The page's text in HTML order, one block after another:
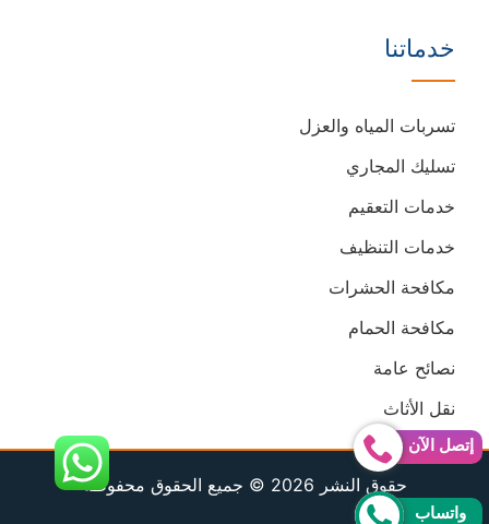
خدماتنا
تسربات المياه والعزل
تسليك المجاري
خدمات التعقيم
خدمات التنظيف
مكافحة الحشرات
مكافحة الحمام
نصائح عامة
نقل الأثاث
حقوق النشر 2026 © جميع الحقوق محفوظة
إتصل الآن
واتساب